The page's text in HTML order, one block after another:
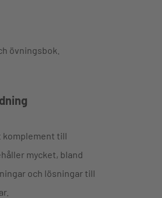
övningsbok.
komplement till
mycket, bland
och lösningar till